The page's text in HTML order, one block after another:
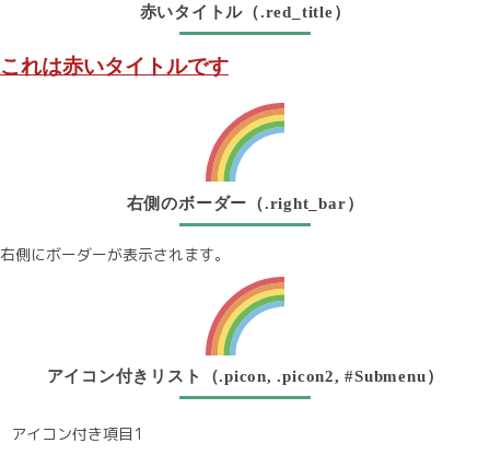
赤いタイトル（.red_title）
これは赤いタイトルです
右側のボーダー（.right_bar）
右側にボーダーが表示されます。
アイコン付きリスト（.picon, .picon2, #Submenu）
アイコン付き項目1